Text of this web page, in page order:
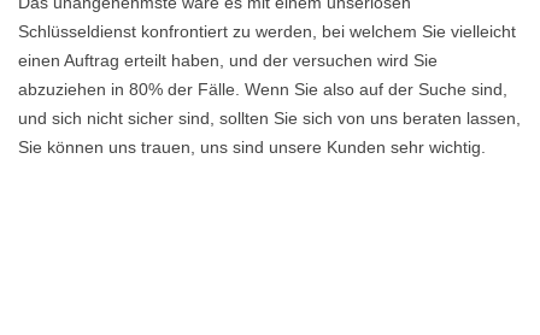
Schlüsseldienst konfrontiert zu werden, bei welchem Sie vielleicht
einen Auftrag erteilt haben, und der versuchen wird Sie
abzuziehen in 80% der Fälle. Wenn Sie also auf der Suche sind,
und sich nicht sicher sind, sollten Sie sich von uns beraten lassen,
Sie können uns trauen, uns sind unsere Kunden sehr wichtig.